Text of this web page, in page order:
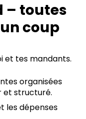
– toutes
coup
et tes mandants.
organisées
et structuré.
les dépenses